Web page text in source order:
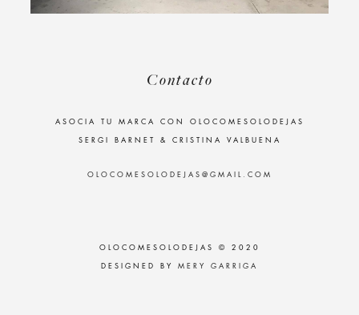
Contacto
ASOCIA TU MARCA CON OLOCOMESOLODEJAS
SERGI BARNET & CRISTINA VALBUENA
OLOCOMESOLODEJAS@GMAIL.COM
OLOCOMESOLODEJAS © 2020
DESIGNED BY MERY GARRIGA